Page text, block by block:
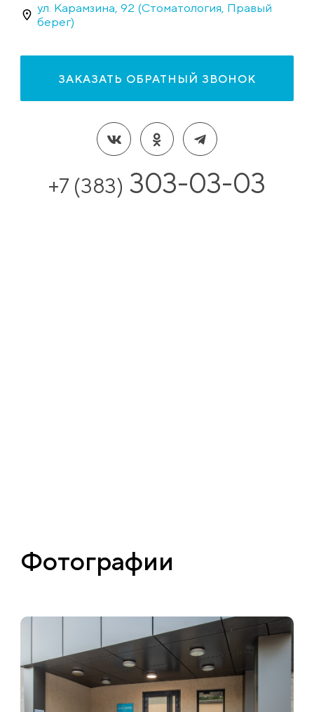
ул. Карамзина, 92 (Стоматология, Правый
берег)
ЗАКАЗАТЬ ОБРАТНЫЙ ЗВОНОК
+7 (383) 303-03-03
Фотографии